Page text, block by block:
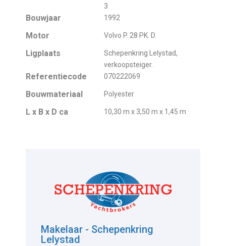
3
Bouwjaar 1992
Motor Volvo P. 28 PK. D
Ligplaats
Schepenkring Lelystad,
verkoopsteiger.
Referentiecode 070222069
Bouwmateriaal Polyester
L x B x D ca 10,30 m x 3,50 m x 1,45 m
Makelaar - Schepenkring
Lelystad